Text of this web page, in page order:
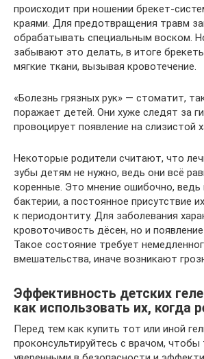
происходит при ношении брекет-
краями. Для предотвращения травм
обрабатывать специальным воском.
забывают это делать, в итоге
мягкие ткани, вызывая кровотечение.
«Болезнь грязных рук» — стоматит,
поражает детей. Они хуже следят за
провоцирует появление на слизистой
Некоторые родители считают, что
зубы детям не нужно, ведь они всё
коренные. Это мнение ошибочно,
бактерии, а постоянное присутствие
к периодонтиту. Для заболевания
кровоточивость дёсен, но и
Такое состояние требует
вмешательства, иначе возникают
Эффективность детских
как использовать их, когда
Перед тем как купить тот или иной
проконсультируйтесь с врачом,